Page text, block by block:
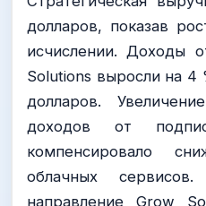
долларов, показав
исчислении. Доходы
Solutions выросли на 4
долларов.
доходов от
компенсировало
облачных
направление Grow